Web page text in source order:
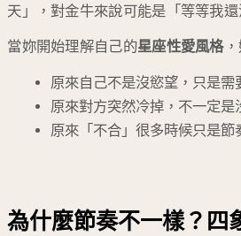
天」，對金牛來說可能是「等等我還
當妳開始理解自己的星座性愛風格，
原來自己不是沒慾望，只是需
原來對方突然冷掉，不一定是
原來「不合」很多時候只是節
為什麼節奏不一樣？四